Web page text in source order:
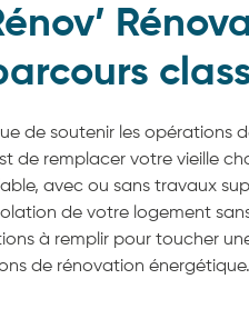
de soutenir les opérations
de remplacer votre vieille
avec ou sans travaux
de votre logement
à remplir pour toucher
de rénovation énergétique.